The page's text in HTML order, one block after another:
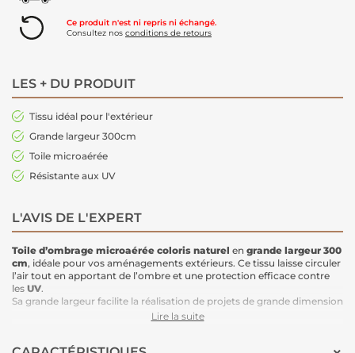
Ce produit n'est ni repris ni échangé.
Consultez nos conditions de retours
LES + DU PRODUIT
Tissu idéal pour l'extérieur
Grande largeur 300cm
Toile microaérée
Résistante aux UV
L'AVIS DE L'EXPERT
Toile d’ombrage microaérée coloris naturel en grande largeur 300
cm, idéale pour vos aménagements extérieurs. Ce tissu laisse circuler
l’air tout en apportant de l’ombre et une protection efficace contre
les UV.
Sa grande largeur facilite la réalisation de projets de grande dimension
pour le jardin, la terrasse ou la pergola.
Lire la suite